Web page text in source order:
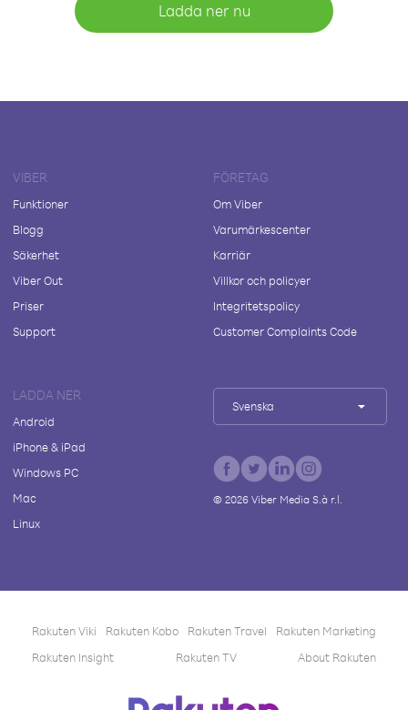
Ladda ner nu
VIBER
Funktioner
Blogg
Säkerhet
Viber Out
Priser
Support
FÖRETAG
Om Viber
Varumärkescenter
Karriär
Villkor och policyer
Integritetspolicy
Customer Complaints Code
LADDA NER
Android
iPhone & iPad
Windows PC
Mac
Linux
Svenska
© 2026Viber Media S.à r.l.
Rakuten Viki Rakuten Kobo Rakuten Travel
Rakuten Marketing
Rakuten Insight
Rakuten TV About Rakuten